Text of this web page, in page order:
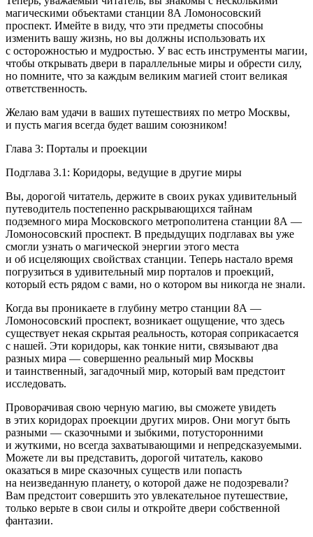
магическими объектами станции 8А Ломоносовский
проспект. Имейте в виду, что эти предметы способны
изменить вашу жизнь, но вы должны использовать их
с осторожностью и мудростью. У вас есть инструменты магии,
чтобы открывать двери в параллельные миры и обрести силу,
но помните, что за каждым великим магией стоит великая
ответственность.
Желаю вам удачи в ваших путешествиях по метро Москвы,
и пусть магия всегда будет вашим союзником!
Глава 3: Порталы и проекции
Подглава 3.1: Коридоры, ведущие в другие миры
Вы, дорогой читатель, держите в своих руках удивительный
путеводитель постепенно раскрывающихся тайнам
подземного мира Московского метрополитена станции 8А —
Ломоносовский проспект. В предыдущих подглавах вы уже
смогли узнать о магической энергии этого места
и об исцеляющих свойствах станции. Теперь настало время
погрузиться в удивительный мир порталов и проекций,
который есть рядом с вами, но о котором вы никогда не знали.
Когда вы проникаете в глубину метро станции 8А —
Ломоносовский проспект, возникает ощущение, что здесь
существует некая скрытая реальность, которая соприкасается
с нашей. Эти коридоры, как тонкие нити, связывают два
разных мира — совершенно реальный мир Москвы
и таинственный, загадочный мир, который вам предстоит
исследовать.
Проворачивая свою черную магию, вы сможете увидеть
в этих коридорах проекции других миров. Они могут быть
разными — сказочными и зыбкими, потусторонними
и жуткими, но всегда захватывающими и непредсказуемыми.
Можете ли вы представить, дорогой читатель, каково
оказаться в мире сказочных существ или попасть
на неизведанную планету, о которой даже не подозревали?
Вам предстоит совершить это увлекательное путешествие,
только верьте в свои силы и откройте двери собственной
фантазии.